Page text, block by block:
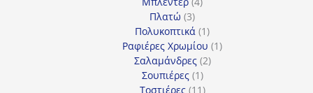
Πλατώ 33
προϊόντα
Πολυκοπτικά 11
προϊόν
Ραφιέρες Χρωμίου 11
Σαλαμάνδρες 22
Σουπιέρες 11
προϊόν
Τοστιέρες 1111